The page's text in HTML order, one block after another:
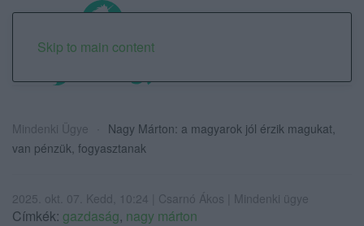
Skip to main content
Mindenki Ügye
Nagy Márton: a magyarok jól érzik magukat,
van pénzük, fogyasztanak
2025. okt. 07. Kedd, 10:24 | Csarnó Ákos | Mindenki ügye
Címkék: gazdaság, nagy márton